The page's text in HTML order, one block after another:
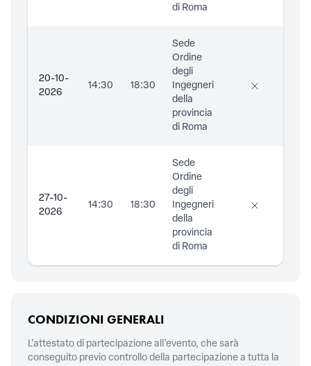
di Roma
20-10-
2026
14:30 18:30
Sede
Ordine
degli
Ingegneri
della
provincia
di Roma
27-10-
2026
14:30 18:30
Sede
Ordine
degli
Ingegneri
della
provincia
di Roma
CONDIZIONI GENERALI
L'attestato di partecipazione all’evento, che sarà
conseguito previo controllo della partecipazione a tutta la